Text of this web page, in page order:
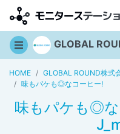
GLOBAL
HOME GLOBAL ROUND株式
味もパケも◎なコーヒー!
味もパケも◎